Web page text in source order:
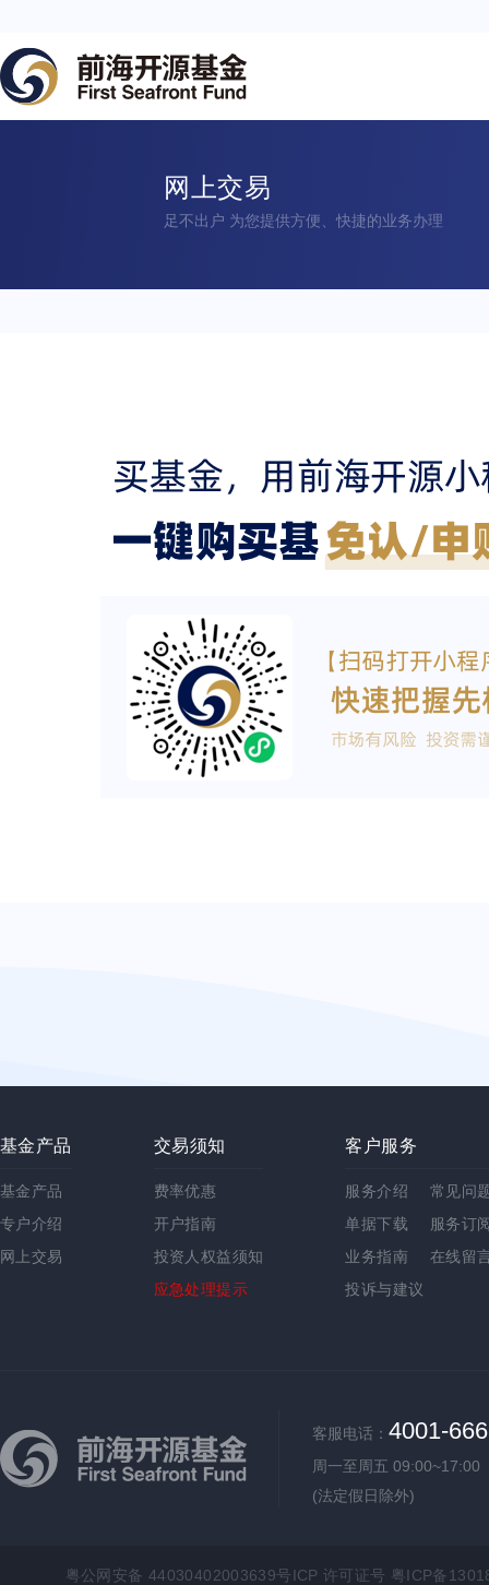
网上交易
足不出户 为您提供方便、快捷的业务办理
基金产品
基金产品
专户介绍
网上交易
交易须知
费率优惠
开户指南
投资人权益须知
应急处理提示
客户服务
服务介绍
常见问
单据下载
服务订
业务指南
在线留
投诉与建议
客服电话： 4001-
周一至周五 09:00~17:00
(法定假日除外)
粤公网安备 44030402003639号ICP 许可证号 粤ICP备